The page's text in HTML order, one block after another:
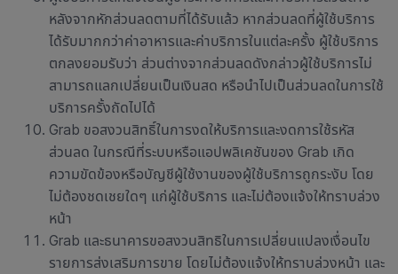
หลังจากหักส่วนลดตามที่ได้รับแล้ว หากส่วนลดที่ผู้ใช้บริการ
ได้รับมากกว่าค่าอาหารและค่าบริการในแต่ละครั้ง ผู้ใช้บริการ
ตกลงยอมรับว่า ส่วนต่างจากส่วนลดดังกล่าวผู้ใช้บริการไม่
สามารถแลกเปลี่ยนเป็นเงินสด หรือนำไปเป็นส่วนลดในการใช้
บริการครั้งถัดไปได้
Grab ขอสงวนสิทธิ์ในการงดให้บริการและงดการใช้รหัส
ส่วนลด ในกรณีที่ระบบหรือแอปพลิเคชันของ Grab เกิด
ความขัดข้องหรือบัญชีผู้ใช้งานของผู้ใช้บริการถูกระงับ โดย
ไม่ต้องชดเชยใดๆ แก่ผู้ใช้บริการ และไม่ต้องแจ้งให้ทราบล่วง
หน้า
Grab และธนาคารขอสงวนสิทธิในการเปลี่ยนแปลงเงื่อนไข
รายการส่งเสริมการขาย โดยไม่ต้องแจ้งให้ทราบล่วงหน้า และ